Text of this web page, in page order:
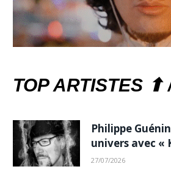
TOP ARTISTES ⬆
Philippe
univers avec «
27/07/2026